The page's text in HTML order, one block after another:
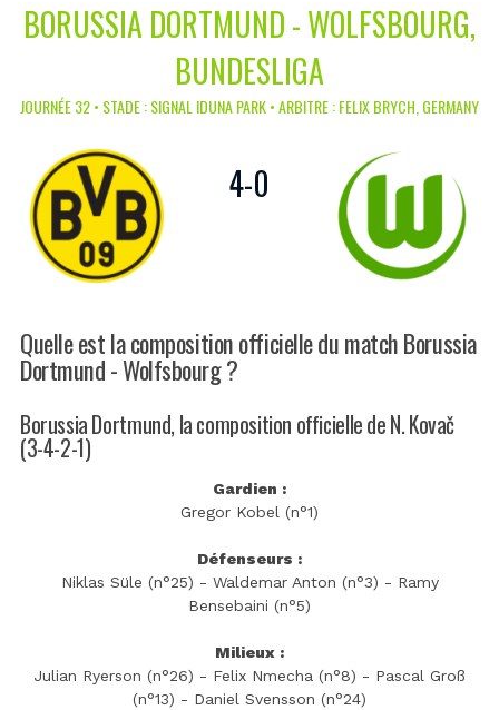
BORUSSIA DORTMUND - WOLFSBOURG,
BUNDESLIGA
JOURNÉE 32 • STADE : SIGNAL IDUNA PARK • ARBITRE : FELIX BRYCH, GERMANY
4-0
Quelle est la composition officielle du match Borussia
Dortmund - Wolfsbourg ?
Borussia Dortmund, la composition officielle de N. Kovač
(3-4-2-1)
Gardien :
Gregor Kobel (n°1)
Défenseurs :
Niklas Süle (n°25) - Waldemar Anton (n°3) - Ramy
Bensebaini (n°5)
Milieux :
Julian Ryerson (n°26) - Felix Nmecha (n°8) - Pascal Groß
(n°13) - Daniel Svensson (n°24)